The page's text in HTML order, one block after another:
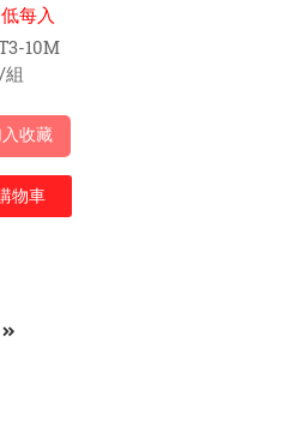
每入
10M
收藏
物車